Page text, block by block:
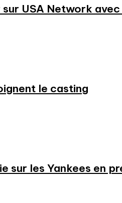
USA Network
le casting
sur les Yankees en